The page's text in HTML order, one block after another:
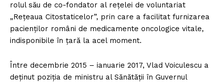
rolul său de co-fondator al rețelei de voluntariat
„Rețeaua Citostaticelor”, prin care a facilitat furnizarea
pacienților români de medicamente oncologice vitale,
indisponibile în țară la acel moment.
Între decembrie 2015 – ianuarie 2017, Vlad Voiculescu a
deținut poziția de ministru al Sănătății în Guvernul